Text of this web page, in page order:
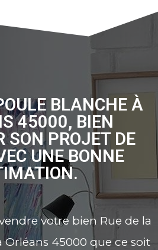
BLANCHE À
45000, BIEN
SON PROJET DE
UNE BONNE
votre bien Rue de la
Orléans 45000 que ce soit